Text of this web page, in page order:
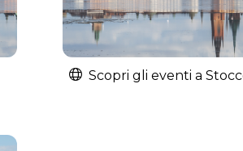
Scopri gli eventi a